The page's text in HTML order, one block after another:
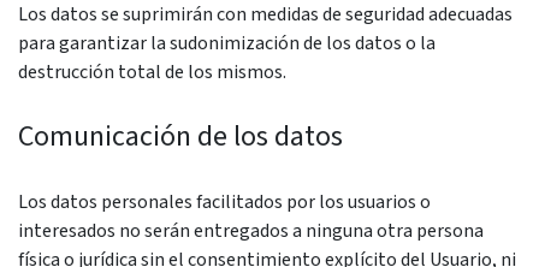
Los datos se suprimirán con medidas de seguridad adecuadas
para garantizar la sudonimización de los datos o la
destrucción total de los mismos.
Comunicación de los datos
Los datos personales facilitados por los usuarios o
interesados ​​no serán entregados a ninguna otra persona
física o jurídica sin el consentimiento explícito del Usuario, ni